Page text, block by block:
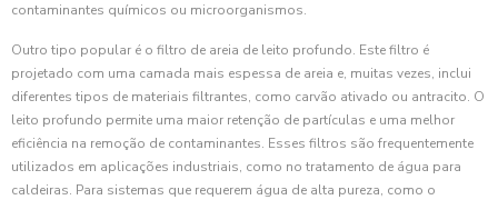
contaminantes químicos ou microorganismos.
Outro tipo popular é o filtro de areia de leito profundo. Este filtro é
projetado com uma camada mais espessa de areia e, muitas vezes, inclui
diferentes tipos de materiais filtrantes, como carvão ativado ou antracito. O
leito profundo permite uma maior retenção de partículas e uma melhor
eficiência na remoção de contaminantes. Esses filtros são frequentemente
utilizados em aplicações industriais, como no tratamento de água para
caldeiras. Para sistemas que requerem água de alta pureza, como o